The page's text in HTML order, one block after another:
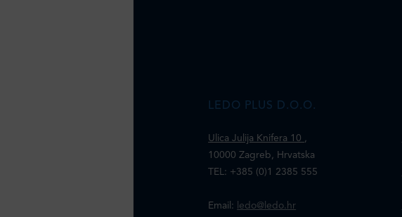
LEDO PLUS D.O.O.
Ulica Julija Knifera 10 ,
10000 Zagreb, Hrvatska
TEL: +385 (0)1 2385 555
Email:
ledo@ledo.hr